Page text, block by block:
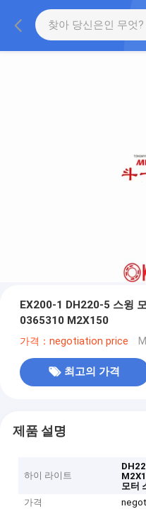
EX200-1 DH220-5 스윙
0365310 M2X150
가격：negotiation price
최고의 가격
제품 설명
하이 라이트
모터
가격